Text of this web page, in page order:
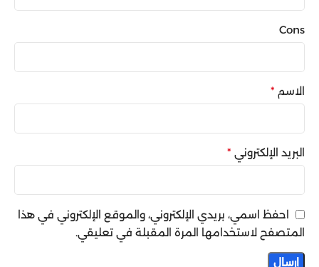
Cons
الاسم *
البريد الإلكتروني *
احفظ اسمي، بريدي الإلكتروني، والموقع الإلكتروني في هذا
المتصفح لاستخدامها المرة المقبلة في تعليقي.